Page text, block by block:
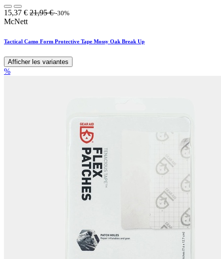
15,37 € 21,95€ -30%
McNett
Tactical Camo Form Protective Tape Mossy Oak Break Up
Afficher les variantes
%